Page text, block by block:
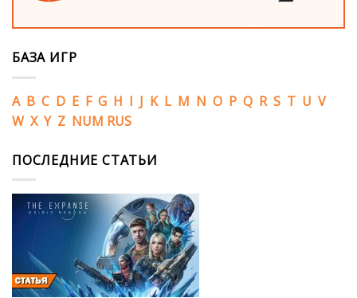
БАЗА ИГР
A B C D E F G H I J K L M N O P Q R S T U V
W X Y Z NUM RUS
ПОСЛЕДНИЕ СТАТЬИ